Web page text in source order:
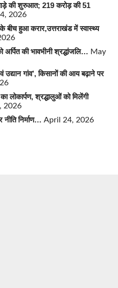
की शुरुआत; 219 करोड़ की 51
2026
हुआ करार,उत्तराखंड में स्वास्थ्य
अर्पित की भावभीनी श्रद्धांजलि… May
गांव’, किसानों की आय बढ़ाने पर
लोकार्पण, श्रद्धालुओं को मिलेंगी
2026
निर्माण… April 24, 2026